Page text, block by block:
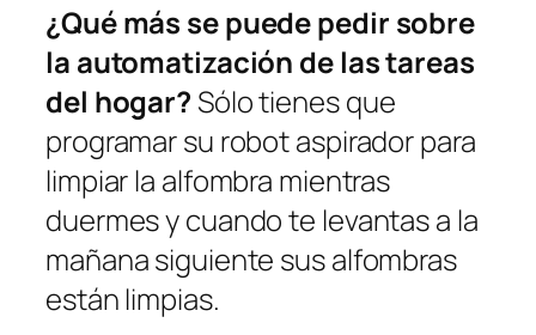
¿Qué más se puede pedir sobre
la automatización de las tareas
del hogar? Sólo tienes que
programar su robot aspirador para
limpiar la alfombra mientras
duermes y cuando te levantas a la
mañana siguiente sus alfombras
están limpias.